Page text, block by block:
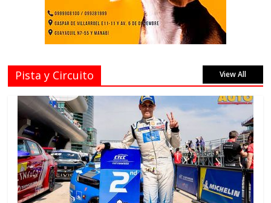
Pista y Circuito View All